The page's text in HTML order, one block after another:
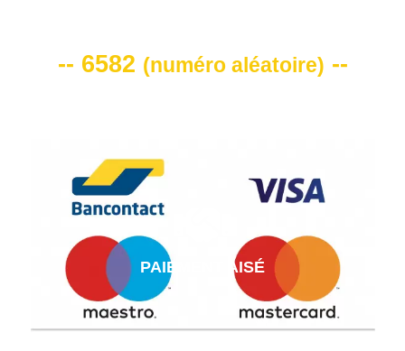
-- 6582 (numéro aléatoire) --
PAIEMENT AISÉ